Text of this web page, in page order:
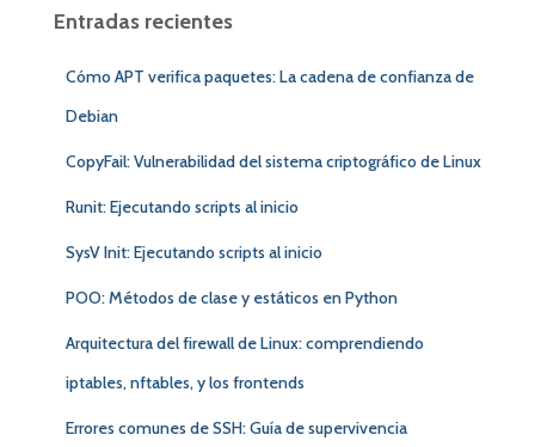
rEntradas recientes
Cómo APT verifica paquetes: La cadena de confianza de
Debian
CopyFail: Vulnerabilidad del sistema criptográfico de Linux
Runit: Ejecutando scripts al inicio
SysV Init: Ejecutando scripts al inicio
POO: Métodos de clase y estáticos en Python
Arquitectura del firewall de Linux: comprendiendo
iptables, nftables, y los frontends
Errores comunes de SSH: Guía de supervivencia